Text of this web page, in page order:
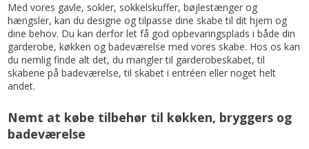
Med vores gavle, sokler, sokkelskuffer, bøjlestænger og
hængsler, kan du designe og tilpasse dine skabe til dit hjem og
dine behov. Du kan derfor let få god opbevaringsplads i både din
garderobe, køkken og badeværelse med vores skabe. Hos os kan
du nemlig finde alt det, du mangler til garderobeskabet, til
skabene på badeværelse, til skabet i entréen eller noget helt
andet.
Nemt at købe tilbehør til køkken, bryggers og
badeværelse